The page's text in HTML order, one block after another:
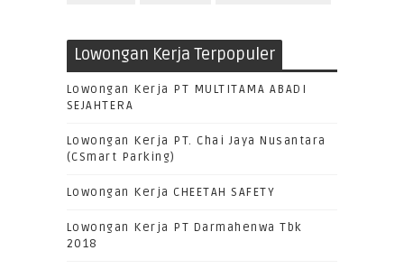
Lowongan Kerja Terpopuler
Lowongan Kerja PT MULTITAMA ABADI
SEJAHTERA
Lowongan Kerja PT. Chai Jaya Nusantara
(CSmart Parking)
Lowongan Kerja CHEETAH SAFETY
Lowongan Kerja PT Darmahenwa Tbk
2018